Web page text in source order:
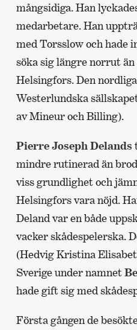
mångsidiga. Han
medarbetare. Han
med Torsslow och hade
söka sig längre norrut
Helsingfors. Den
Westerlundska
av Mineur och Billing).
Pierre Joseph Delands
mindre rutinerad än
viss grundlighet och
Helsingfors vara nöjd.
Deland var en både
vacker skådespelerska.
(Hedvig Kristina
Sverige under namnet
hade gift sig med
Första gången de